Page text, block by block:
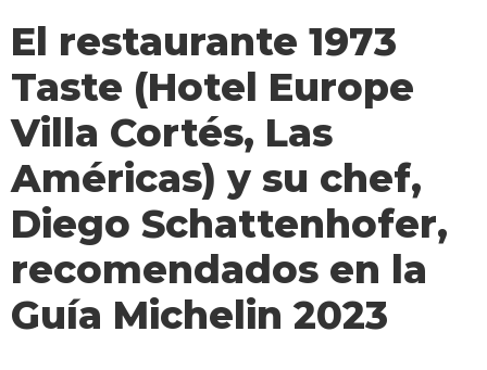
El restaurante 1973
Taste (Hotel Europe
Villa Cortés, Las
Américas) y su chef,
Diego Schattenhofer,
recomendados en la
Guía Michelin 2023